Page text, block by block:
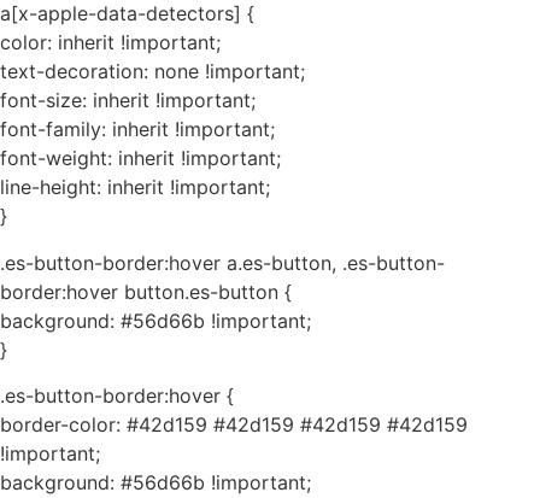
a[x-apple-data-detectors] {
color: inherit !important;
text-decoration: none !important;
font-size: inherit !important;
font-family: inherit !important;
font-weight: inherit !important;
line-height: inherit !important;
}
.es-button-border:hover a.es-button, .es-button-
border:hover button.es-button {
background: #56d66b !important;
}
.es-button-border:hover {
border-color: #42d159 #42d159 #42d159 #42d159
!important;
background: #56d66b !important;